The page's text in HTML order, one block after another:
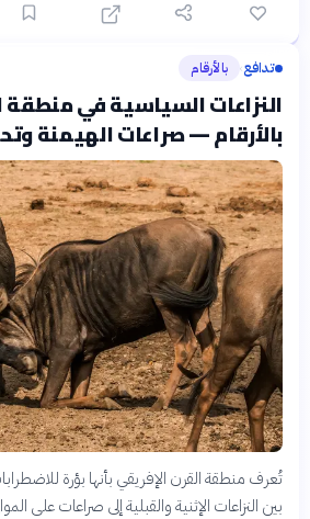
تدافع› بالأرقام
النزاعات السياسية في منطقة
بالأرقام — صراعات الهيمنة
تُعرف منطقة القرن الإفريقي بأنها بؤرة
بين النزاعات الإثنية والقبلية إلى صراعات على